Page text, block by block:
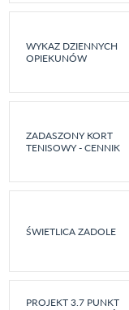
WYKAZ DZIENNYCH
OPIEKUNÓW
ZADASZONY KORT
TENISOWY - CENNIK
ŚWIETLICA ZADOLE
PROJEKT 3.7 PUNKT